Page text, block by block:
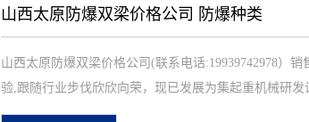
山西太原防爆双梁价格公司 防爆种类
山西太原防爆双梁价格公司(联系电话:19939742978）
验,跟随行业步伐欣欣向荣，现已发展为集起重机械研发